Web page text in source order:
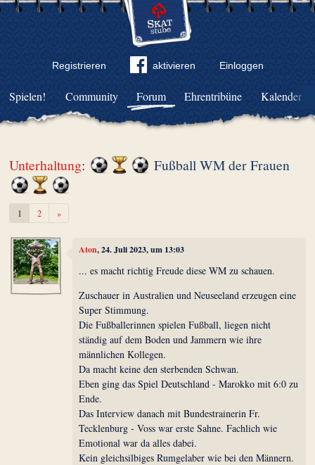
Registrieren aktivieren Einloggen
Community Forum Ehrentribüne Kalender
Spielen!
Unterhaltung: Fußball WM der Frauen
1 2 »Weiter
Aton, 24. Juli 2023, um 13:03
... es macht richtig Freude diese WM zu schauen.
Zuschauer in Australien und Neuseeland erzeugen eine
Super Stimmung.
Die Fußballerinnen spielen Fußball, liegen nicht
ständig auf dem Boden und Jammern wie ihre
männlichen Kollegen.
Da macht keine den sterbenden Schwan.
Eben ging das Spiel Deutschland - Marokko mit 6:0 zu
Ende.
Das Interview danach mit Bundestrainerin Fr.
Tecklenburg - Voss war erste Sahne. Fachlich wie
Emotional war da alles dabei.
Kein gleichsilbiges Rumgelaber wie bei den Männern.